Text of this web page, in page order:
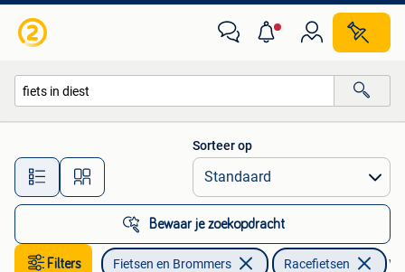
Alle afstanden…
Sorteer op
Bewaar je zoekopdracht
Filters Fietsen en Brommers Racefietsen